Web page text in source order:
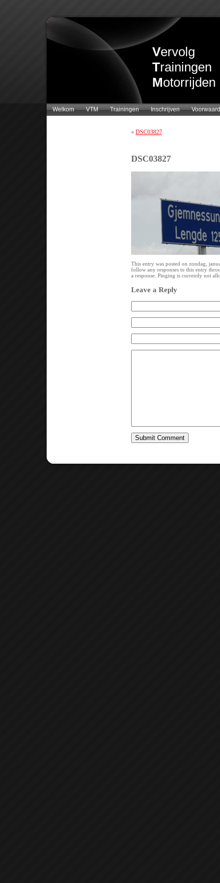
Vervolg
Trainingen
Motorrijden
Welkom VTM Trainingen Inschrijven
« DSC03827
DSC03827
This entry was posted on zondag,
follow any responses to this entry
a response. Pinging is currently not
Leave a Reply